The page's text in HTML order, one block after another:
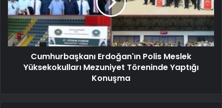
Cumhurbaşkanı Erdoğan'ın Polis Meslek
Yüksekokulları Mezuniyet Töreninde Yaptığı
Konuşma